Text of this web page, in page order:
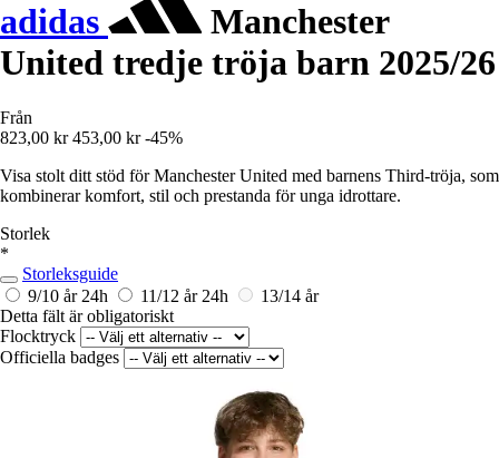
adidas
Manchester
United tredje tröja barn 2025/26
Från
823,00 kr 453,00 kr -45%
Visa stolt ditt stöd för Manchester United med barnens Third-tröja, som
kombinerar komfort, stil och prestanda för unga idrottare.
Storlek
*
Storleksguide
9/10 år 24h 11/12 år 24h
13/14 år
Detta fält är obligatoriskt
Flocktryck
Officiella badges